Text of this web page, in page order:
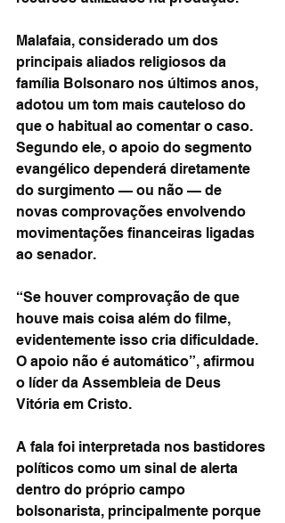
Malafaia, considerado um dos
principais aliados religiosos da
família Bolsonaro nos últimos anos,
adotou um tom mais cauteloso do
que o habitual ao comentar o caso.
Segundo ele, o apoio do segmento
evangélico dependerá diretamente
do surgimento — ou não — de
novas comprovações envolvendo
movimentações financeiras ligadas
ao senador.
“Se houver comprovação de que
houve mais coisa além do filme,
evidentemente isso cria dificuldade.
O apoio não é automático”, afirmou
o líder da Assembleia de Deus
Vitória em Cristo.
A fala foi interpretada nos bastidores
políticos como um sinal de alerta
dentro do próprio campo
bolsonarista, principalmente porque